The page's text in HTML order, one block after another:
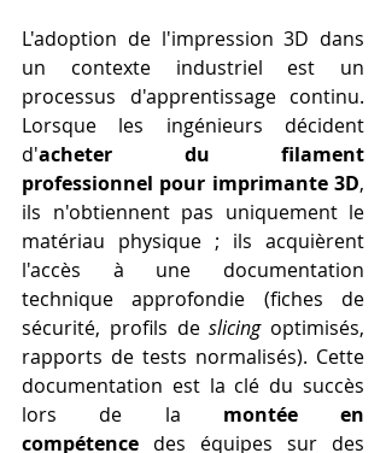
L'adoption de l'impression 3D dans
un contexte industriel est un
processus d'apprentissage continu.
Lorsque les ingénieurs décident
d'acheter du filament
professionnel pour imprimante 3D,
ils n'obtiennent pas uniquement le
matériau physique ; ils acquièrent
l'accès à une documentation
technique approfondie (fiches de
sécurité, profils de slicing optimisés,
rapports de tests normalisés). Cette
documentation est la clé du succès
lors de la montée en
compétence des équipes sur des